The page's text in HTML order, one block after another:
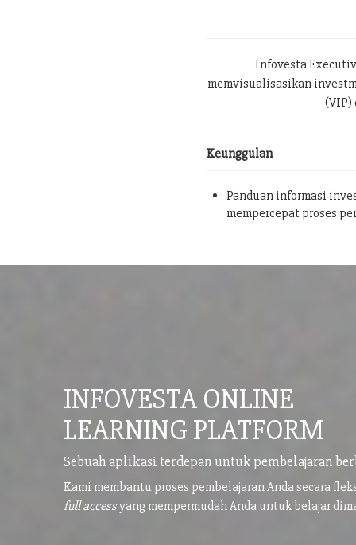
Infovesta
memvisualisasikan
(VIP)
Keunggulan
Panduan informasi
mempercepat proses
INFOVESTA ONLINE
LEARNING PLATFORM
Sebuah aplikasi terdepan untuk pembelajaran
Kami membantu proses pembelajaran Anda secara
full accessyang mempermudah Anda untuk belajar